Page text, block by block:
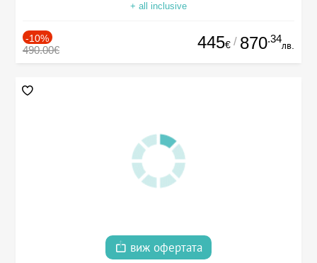
+ all inclusive
-10%
490.00€ 445€ / 870.34
лв.
виж офертата